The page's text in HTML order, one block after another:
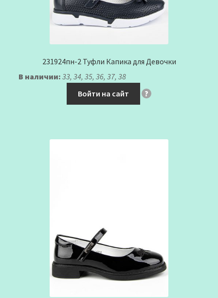
231924пн-2 Туфли Капика для Девочки
В наличии: 33, 34, 35, 36, 37, 38
Войти на сайт
?